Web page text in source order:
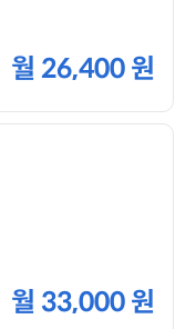
월 26,400 원
월 33,000 원